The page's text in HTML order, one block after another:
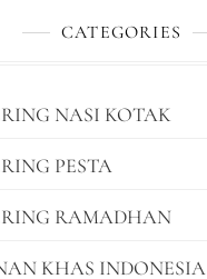
CATEGORIES
NASI KOTAK
PESTA
RAMADHAN
KHAS INDONESIA